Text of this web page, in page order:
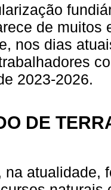
de muitos
nos dias
2023-2026.
DE
na atualidade,